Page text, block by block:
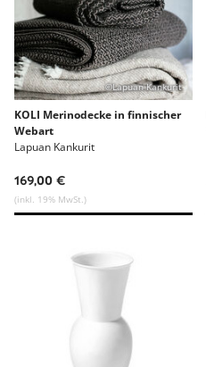
©Lapuan Kankurit
KOLI Merinodecke in finnischer
Webart
Lapuan Kankurit
169,00 €
(inkl. 19% MwSt.)